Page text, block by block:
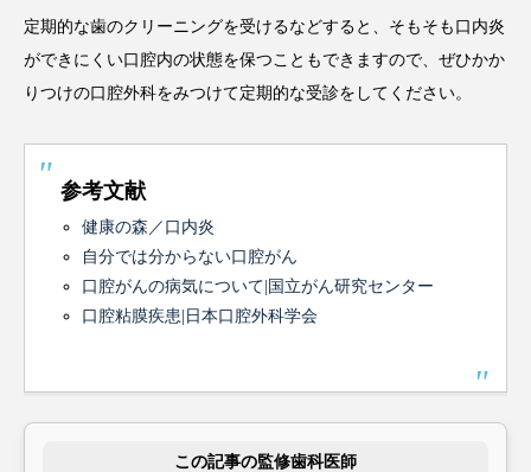
定期的な歯のクリーニングを受けるなどすると、そもそも口内炎
ができにくい口腔内の状態を保つこともできますので、ぜひかか
りつけの口腔外科をみつけて定期的な受診をしてください。
参考文献
健康の森／口内炎
自分では分からない口腔がん
口腔がんの病気について|国立がん研究センター
口腔粘膜疾患|日本口腔外科学会
この記事の監修歯科医師